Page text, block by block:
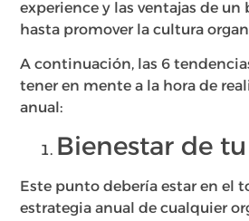
experience y las ventajas de
hasta promover la cultura
A continuación, las 6
tener en mente a la hora de
anual:
Bienestar de
Este punto debería estar en el
estrategia anual de cualquier